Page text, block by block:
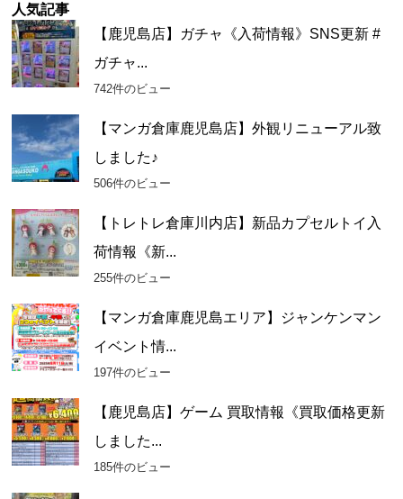
ー
カ
イ
ブ
人気記事
【鹿児島店】ガチャ《入荷情報》SNS更新 #
ガチャ...
742件のビュー
【マンガ倉庫鹿児島店】外観リニューアル致
しました♪
506件のビュー
【トレトレ倉庫川内店】新品カプセルトイ入
荷情報《新...
255件のビュー
【マンガ倉庫鹿児島エリア】ジャンケンマン
イベント情...
197件のビュー
【鹿児島店】ゲーム 買取情報《買取価格更新
しました...
185件のビュー